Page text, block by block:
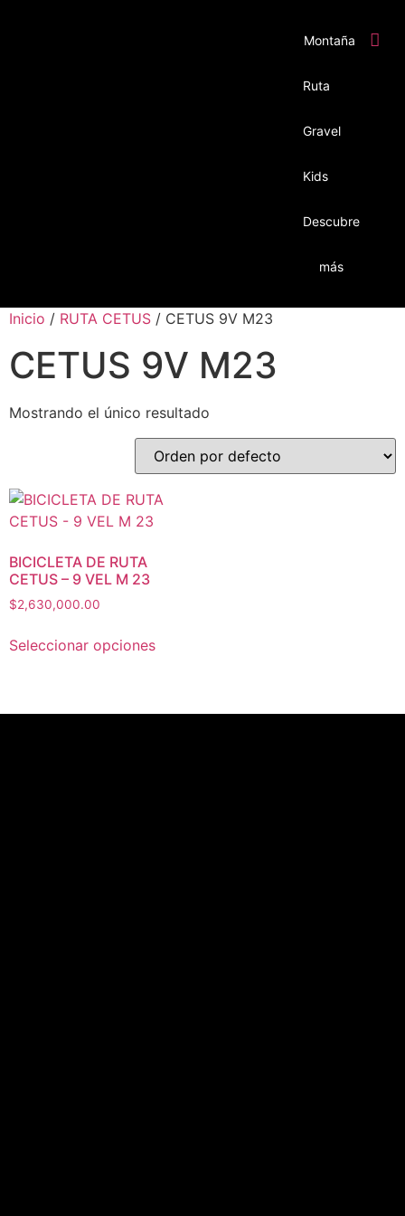
Montaña
Ruta
Gravel
Kids
Descubre
más
Inicio / RUTA CETUS / CETUS 9V M23
CETUS 9V M23
Mostrando el único resultado
BICICLETA DE RUTA
CETUS – 9 VEL M 23
$2,630,000.00
Seleccionar opciones